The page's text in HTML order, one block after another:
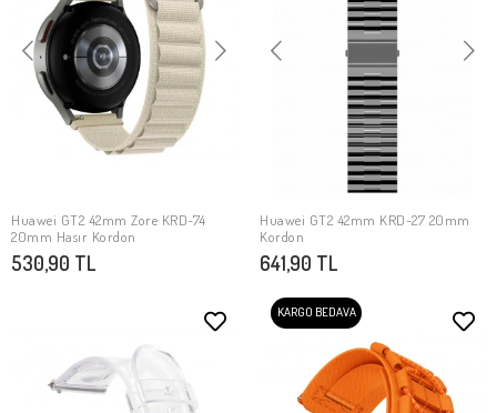
SEPETE EKLE
Huawei GT2 42mm Zore KRD-74
20mm Hasır Kordon
530,90 TL
SEPETE EKLE
Huawei GT2 42mm KRD-27 20mm
Kordon
641,90 TL
KARGO BEDAVA